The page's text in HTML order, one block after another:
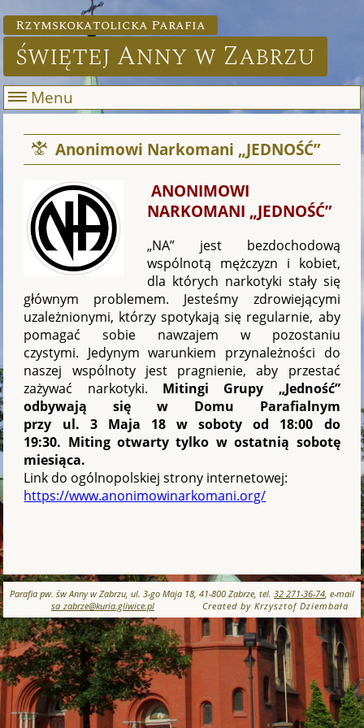
Rzymskokatolicka Parafia
świętej Anny w Zabrzu
Menu
Anonimowi Narkomani „JEDNOŚĆ”
ANONIMOWI
NARKOMANI „JEDNOŚĆ”
„NA” jest bezdochodową
wspólnotą mężczyzn i kobiet,
dla których narkotyki stały się
głównym problemem. Jesteśmy zdrowiejącymi
uzależnionymi, którzy spotykają się regularnie, aby
pomagać sobie nawzajem w pozostaniu
czystymi. Jedynym warunkiem przynależności do
naszej wspólnoty jest pragnienie, aby przestać
zażywać narkotyki. Mitingi Grupy „Jedność”
odbywają się w Domu Parafialnym
przy ul. 3 Maja 18 w soboty od 18:00 do
19:30. Miting otwarty tylko w ostatnią sobotę
miesiąca.
Link do ogólnopolskiej strony internetowej:
https://www.anonimowinarkomani.org/
Parafia pw. św Anny w Zabrzu, ul. 3-go Maja 18, 41-800 Zabrze, tel. 32 271-36-74, e-mail
sa_zabrze@kuria.gliwice.pl
Created by Krzysztof Dziembała